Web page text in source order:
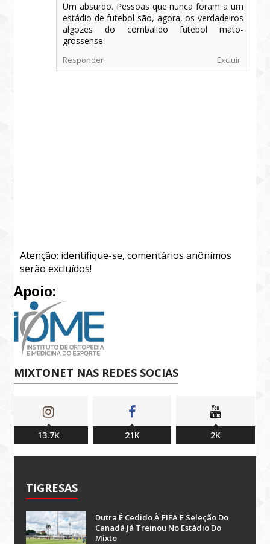
Um absurdo. Pessoas que nunca foram a um
estádio de futebol são, agora, os verdadeiros
algozes do combalido futebol mato-
grossense.
Responder Excluir
Atenção: identifique-se, comentários anônimos
serão excluídos!
Apoio:
MIXTONET NAS REDES SOCIAS
13.7K 21K 2K
TIGRESAS
Dutra É Cedido À FIFA E Seleção Do
Canadá Já Treinou No Estádio Do
Mixto